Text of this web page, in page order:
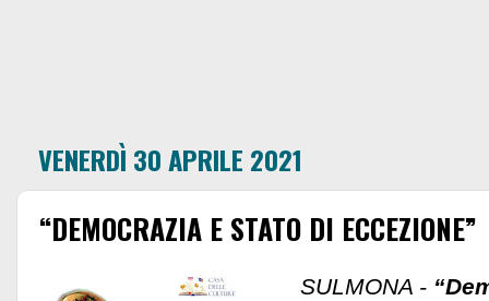
VENERDÌ 30 APRILE 2021
“DEMOCRAZIA E STATO DI ECCEZIONE”
SULMONA -